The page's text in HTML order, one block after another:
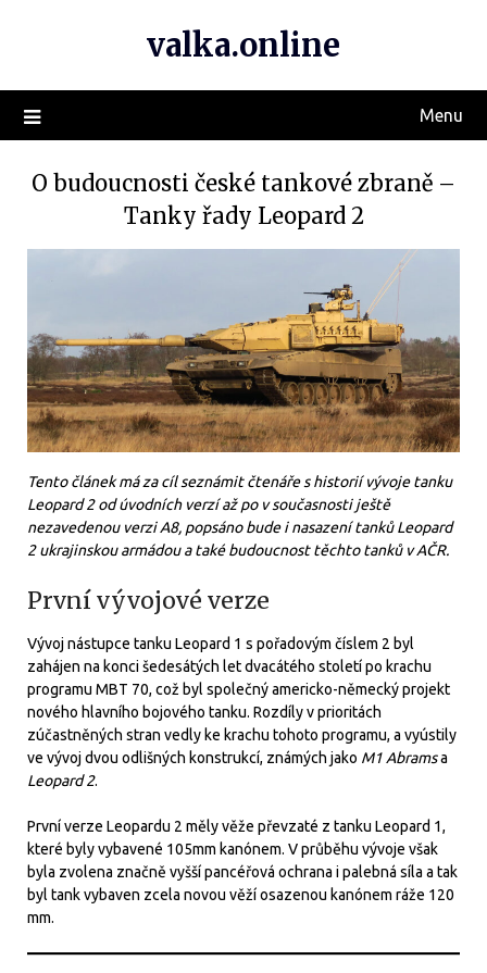
valka.online
Menu
O budoucnosti české tankové zbraně –
Tanky řady Leopard 2
Tento článek má za cíl seznámit čtenáře s historií vývoje tanku
Leopard 2 od úvodních verzí až po v současnosti ještě
nezavedenou verzi A8, popsáno bude i nasazení tanků Leopard
2 ukrajinskou armádou a také budoucnost těchto tanků v AČR.
První vývojové verze
Vývoj nástupce tanku Leopard 1 s pořadovým číslem 2 byl
zahájen na konci šedesátých let dvacátého století po krachu
programu MBT 70, což byl společný americko-německý projekt
nového hlavního bojového tanku. Rozdíly v prioritách
zúčastněných stran vedly ke krachu tohoto programu, a vyústily
ve vývoj dvou odlišných konstrukcí, známých jako M1 Abramsa
Leopard 2.
První verze Leopardu 2 měly věže převzaté z tanku Leopard 1,
které byly vybavené 105mm kanónem. V průběhu vývoje však
byla zvolena značně vyšší pancéřová ochrana i palebná síla a tak
byl tank vybaven zcela novou věží osazenou kanónem ráže 120
mm.